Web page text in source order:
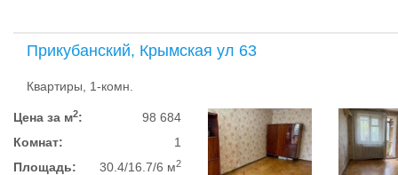
Прикубанский, Крымская ул 63
Квартиры, 1-комн.
Цена за м2:
98 684
Комнат:
1
Площадь:
30.4/16.7/6 м2